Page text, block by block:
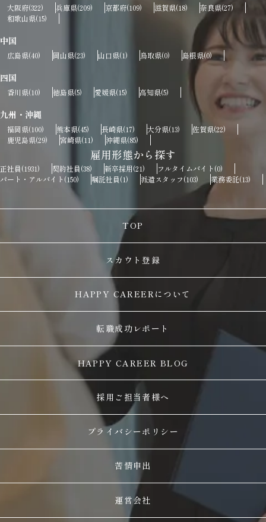
大阪府(322) 兵庫県(209) 京都府(109) 滋賀県(18) 奈良県(27)
和歌山県(15)
中国
広島県(40) 岡山県(23) 山口県(1) 鳥取県(0) 島根県(0)
四国
香川県(10) 徳島県(5) 愛媛県(15) 高知県(5)
九州・沖縄
福岡県(100) 熊本県(45) 長崎県(17) 大分県(13) 佐賀県(22)
鹿児島県(29) 宮崎県(11) 沖縄県(85)
雇用形態から探す
正社員(1931) 契約社員(38) 新卒採用(21) フルタイムバイト (0)
パート・アルバイト (150) 嘱託社員(1) 派遣スタッフ(103) 業務委託(13)
TOP
スカウト登録
HAPPY CAREERについて
転職成功レポート
HAPPY CAREER BLOG
採用ご担当者様へ
プライバシーポリシー
苦情申出
運営会社